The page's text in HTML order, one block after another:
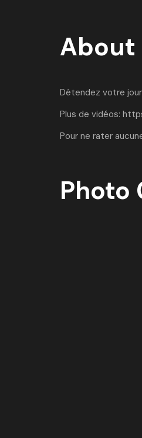
About
Détendez votre
Plus de vidéos:
Pour ne rater
Photo